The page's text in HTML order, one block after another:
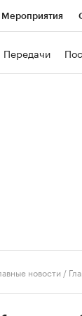
Мероприятия
Передачи
новости /